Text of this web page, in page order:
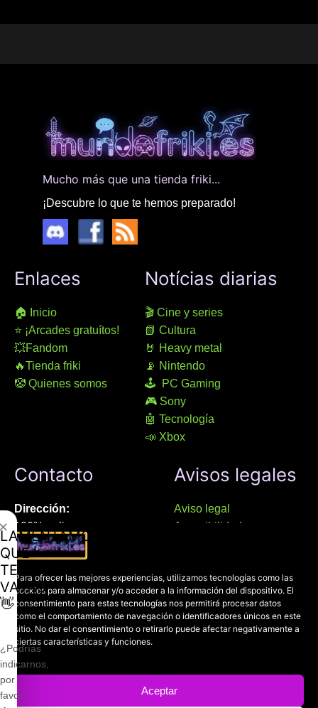
Para ofrecer las mejores experiencias, utilizamos tecnologías como las
cookies para almacenar y/o acceder a la información del dispositivo. El
consentimiento para estas tecnologías nos permitirá procesar datos
como el comportamiento de navegación o identificadores únicos en este
sitio. No dar el consentimiento o retirarlo puede afectar negativamente a
ciertas características y funciones.
Aceptar
Mucho más que una tienda friki...
¡Descubre lo que te hemos preparado!
Enlaces
🏠 Inicio
⭐ ¡Arcades gratuítos!
💥Fandom
🔥Tienda friki
🤡 Quienes somos
Notícias diarias
🎬 Cine y series
📗 Cultura
🤘 Heavy metal
📡 Nintendo
🕹 PC Gaming
🎮 Sony
🤖 Tecnología
📣 Xbox
Contacto
Dirección:
100% online
Manresa (08241), Barcelona
Chat Whatsapp (solo texto):
+34 689 800 662
Correo:
contacto@mundofriki.es
Avisos legales
Aviso legal
Accesibilidad
Política de privacidad
LAMENTAMOS
QUE
TE
VAYAS
👋
¿Podrías
indicarnos,
por
favor,